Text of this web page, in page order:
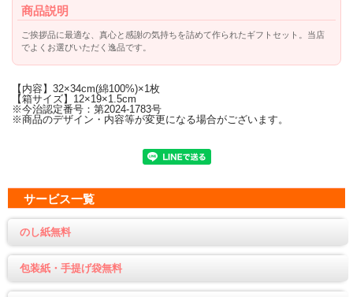
商品説明
ご挨拶品に最適な、真心と感謝の気持ちを詰めて作られたギフトセット。当店
でよくお選びいただく逸品です。
【内容】32×34cm(綿100%)×1枚
【箱サイズ】12×19×1.5cm
※今治認定番号：第2024-1783号
※商品のデザイン・内容等が変更になる場合がございます。
サービス一覧
のし紙無料
包装紙・手提げ袋無料